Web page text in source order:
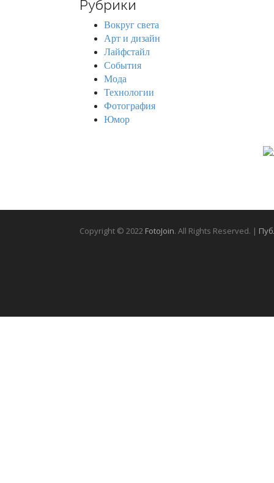
cРубрики
Вокруг света
Арт и дизайн
Лайфстайл
События
Мода
Технологии
Фотография
Юмор
Copyright © 2022 FotoJoin. All Rights Reserved. |